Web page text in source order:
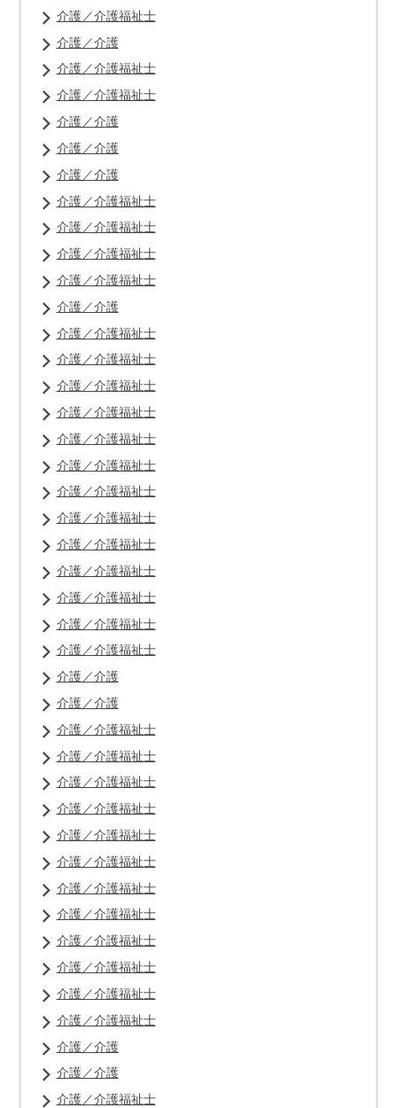
介護／介護福祉士
介護／介護
介護／介護福祉士
介護／介護福祉士
介護／介護
介護／介護
介護／介護
介護／介護福祉士
介護／介護福祉士
介護／介護福祉士
介護／介護福祉士
介護／介護
介護／介護福祉士
介護／介護福祉士
介護／介護福祉士
介護／介護福祉士
介護／介護福祉士
介護／介護福祉士
介護／介護福祉士
介護／介護福祉士
介護／介護福祉士
介護／介護福祉士
介護／介護福祉士
介護／介護福祉士
介護／介護福祉士
介護／介護
介護／介護
介護／介護福祉士
介護／介護福祉士
介護／介護福祉士
介護／介護福祉士
介護／介護福祉士
介護／介護福祉士
介護／介護福祉士
介護／介護福祉士
介護／介護福祉士
介護／介護福祉士
介護／介護福祉士
介護／介護福祉士
介護／介護
介護／介護
介護／介護福祉士